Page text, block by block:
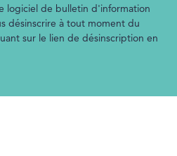
logiciel de bulletin d'information
désinscrire à tout moment du
sur le lien de désinscription en